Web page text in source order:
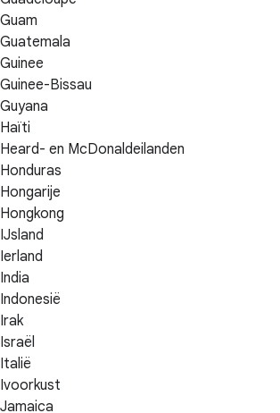
Guam
Guatemala
Guinee
Guinee-Bissau
Guyana
Haïti
Heard- en McDonaldeilanden
Honduras
Hongarije
Hongkong
IJsland
Ierland
India
Indonesië
Irak
Israël
Italië
Ivoorkust
Jamaica